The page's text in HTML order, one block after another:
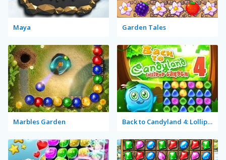
Maya Garden Tales
Marbles Garden Back to Candyland 4: Lollipop Garden